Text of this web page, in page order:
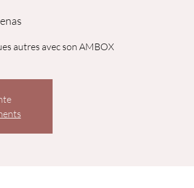
autres avec son AMBOX